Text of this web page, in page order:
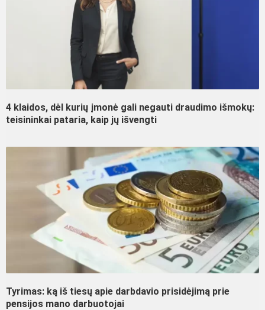
4 klaidos, dėl kurių įmonė gali negauti draudimo išmokų:
teisininkai pataria, kaip jų išvengti
Tyrimas: ką iš tiesų apie darbdavio prisidėjimą prie
pensijos mano darbuotojai